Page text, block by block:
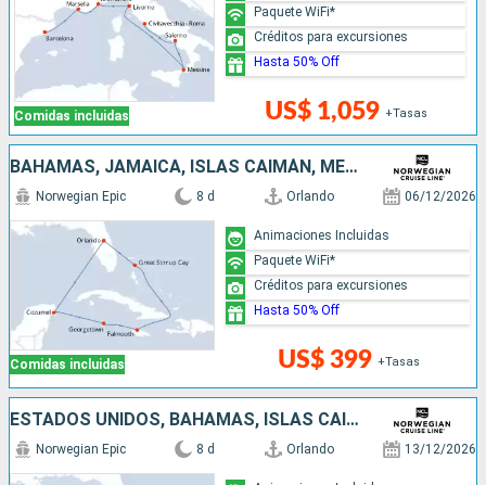
Comidas incluidas US$ 1,059 +Tasas
Paquete WiFi*
Créditos para excursiones
Hasta 50% Off
BAHAMAS, JAMAICA, ISLAS CAIMÁN, MÉXICO, ESTADOS UNIDOS
Comidas incluidas
Norwegian Epic 8 d Orlando 06/12/2026
US$ 399 +Tasas
Animaciones Incluidas
Paquete WiFi*
Créditos para excursiones
Hasta 50% Off
ESTADOS UNIDOS, BAHAMAS, ISLAS CAIMÁN, MÉXICO
Norwegian Epic 8 d Orlando 13/12/2026